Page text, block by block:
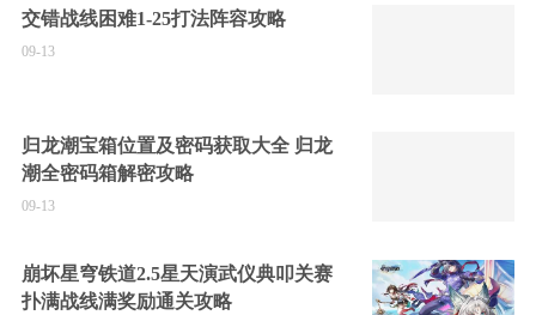
交错战线困难1-25打法阵容攻略
09-13
归龙潮宝箱位置及密码获取大全 归龙
潮全密码箱解密攻略
09-13
崩坏星穹铁道2.5星天演武仪典叩关赛
扑满战线满奖励通关攻略